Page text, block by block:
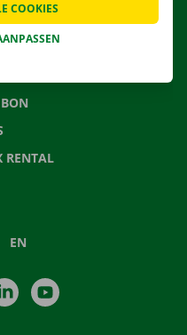
ONS
VRAGEN
RENTAL
EN
LinkedIn
COOKIES